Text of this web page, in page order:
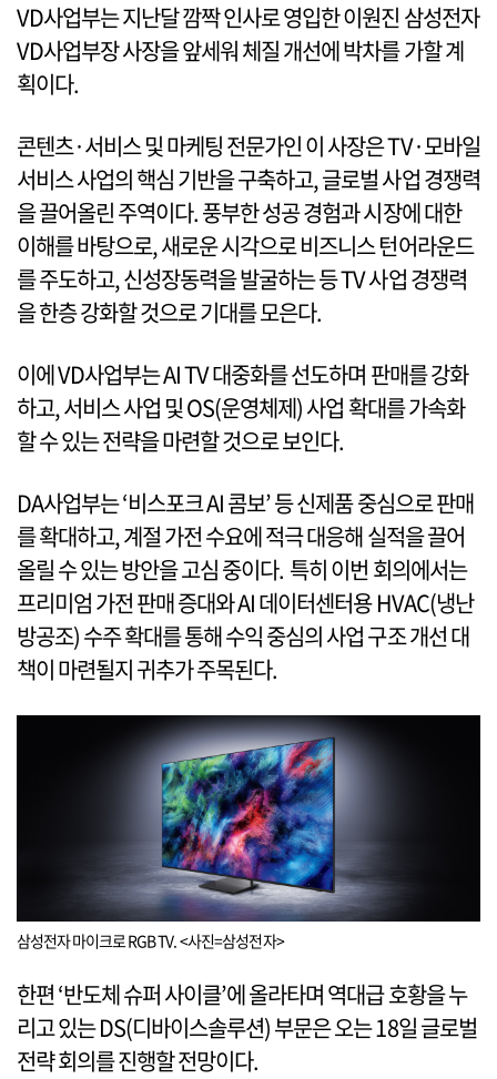
VD사업부는 지난달 깜짝 인사로 영입한 이원진 삼성전자
VD사업부장 사장을 앞세워 체질 개선에 박차를 가할 계
획이다.
콘텐츠·서비스 및 마케팅 전문가인 이 사장은 TV·모바일
서비스 사업의 핵심 기반을 구축하고, 글로벌 사업 경쟁력
을 끌어올린 주역이다. 풍부한 성공 경험과 시장에 대한
이해를 바탕으로, 새로운 시각으로 비즈니스 턴어라운드
를 주도하고, 신성장동력을 발굴하는 등 TV 사업 경쟁력
을 한층 강화할 것으로 기대를 모은다.
이에 VD사업부는 AI TV 대중화를 선도하며 판매를 강화
하고, 서비스 사업 및 OS(운영체제) 사업 확대를 가속화
할 수 있는 전략을 마련할 것으로 보인다.
DA사업부는 ‘비스포크 AI 콤보’ 등 신제품 중심으로 판매
를 확대하고, 계절 가전 수요에 적극 대응해 실적을 끌어
올릴 수 있는 방안을 고심 중이다. 특히 이번 회의에서는
프리미엄 가전 판매 증대와 AI 데이터센터용 HVAC(냉난
방공조) 수주 확대를 통해 수익 중심의 사업 구조 개선 대
책이 마련될지 귀추가 주목된다.
삼성전자 마이크로 RGB TV. <사진=삼성전자>
한편 ‘반도체 슈퍼 사이클’에 올라타며 역대급 호황을 누
리고 있는 DS(디바이스솔루션) 부문은 오는 18일 글로벌
전략 회의를 진행할 전망이다.